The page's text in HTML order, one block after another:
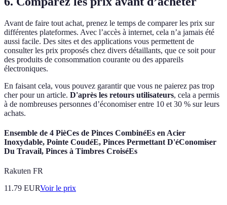
Avant de faire tout achat, prenez le temps de comparer les prix sur
différentes plateformes. Avec l’accès à internet, cela n’a jamais été
aussi facile. Des sites et des applications vous permettent de
consulter les prix proposés chez divers détaillants, que ce soit pour
des produits de consommation courante ou des appareils
électroniques.
En faisant cela, vous pouvez garantir que vous ne paierez pas trop
cher pour un article. D'après les retours utilisateurs, cela a permis
à de nombreuses personnes d’économiser entre 10 et 30 % sur leurs
achats.
Ensemble de 4 PièCes de Pinces CombinéEs en Acier
Inoxydable, Pointe CoudéE, Pinces Permettant D'éConomiser
Du Travail, Pinces à Timbres CroiséEs
Rakuten FR
11.79 EURVoir le prix